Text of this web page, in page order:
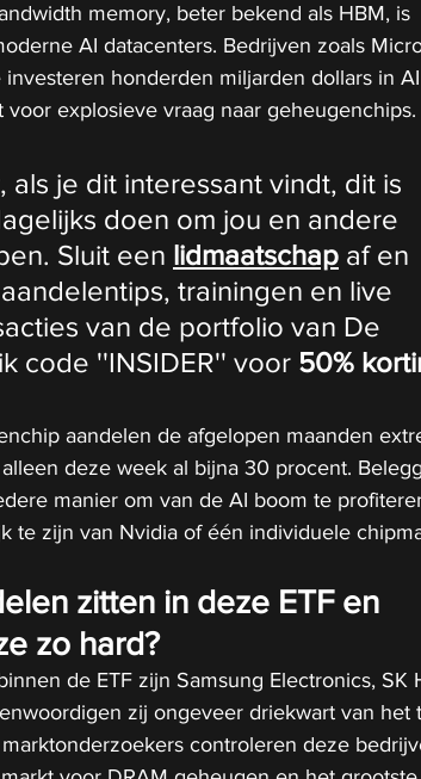
memory, beter bekend als HBM, is
AI datacenters. Bedrijven zoals
honderden miljarden dollars in AI
explosieve vraag naar geheugenchips.
als je dit interessant vindt, dit is
doen om jou en andere
Sluit een lidmaatschap af en
trainingen en live
van de portfolio van De
code ''INSIDER'' voor 50%
aandelen de afgelopen maanden
deze week al bijna 30 procent.
manier om van de AI boom te
te zijn van Nvidia of één individuele
zitten in deze ETF en
zo hard?
de ETF zijn Samsung Electronics, SK
zij ongeveer driekwart van het
controleren deze